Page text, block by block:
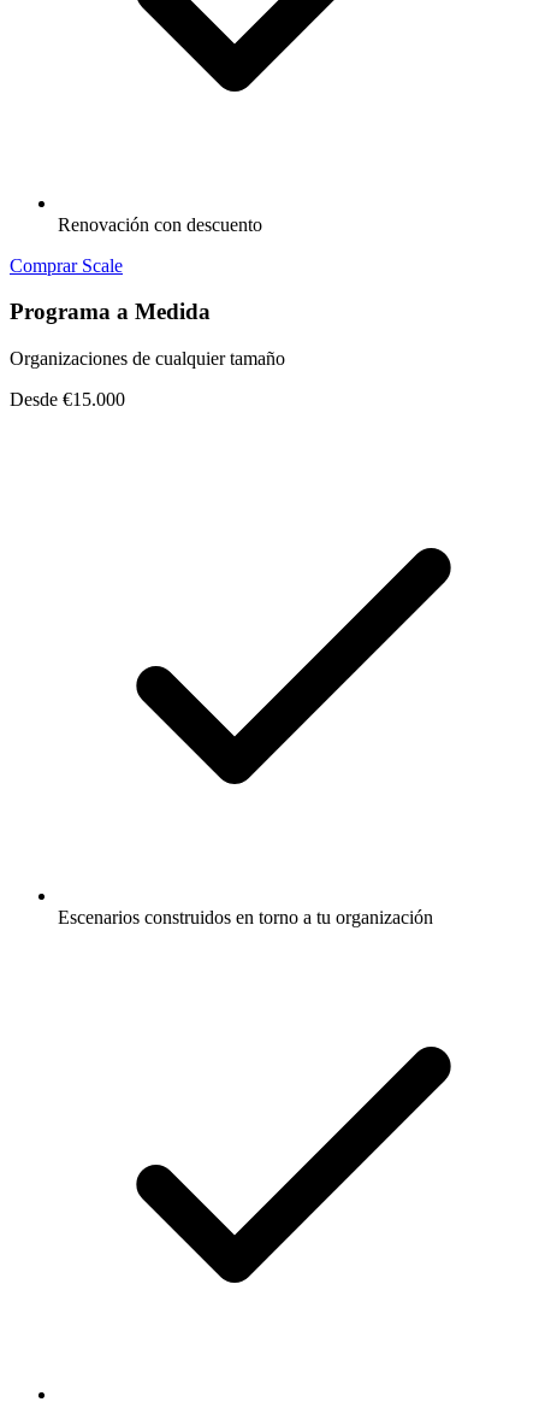
Renovación con descuento
Comprar Scale
Programa a Medida
Organizaciones de cualquier tamaño
Desde €15.000
Escenarios construidos en torno a tu organización